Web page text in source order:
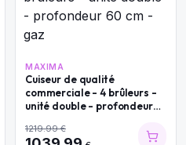
MAXIMA
Cuiseur de qualité
commerciale - 4 brûleurs -
unité double - profondeur
1219.99€